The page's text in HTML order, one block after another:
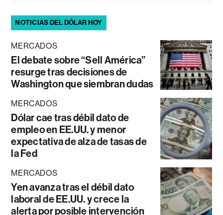
NOTICIAS DEL DÓLAR HOY
MERCADOS
El debate sobre “Sell América”
resurge tras decisiones de
Washington que siembran dudas
MERCADOS
Dólar cae tras débil dato de
empleo en EE.UU. y menor
expectativa de alza de tasas de
la Fed
MERCADOS
Yen avanza tras el débil dato
laboral de EE.UU. y crece la
alerta por posible intervención